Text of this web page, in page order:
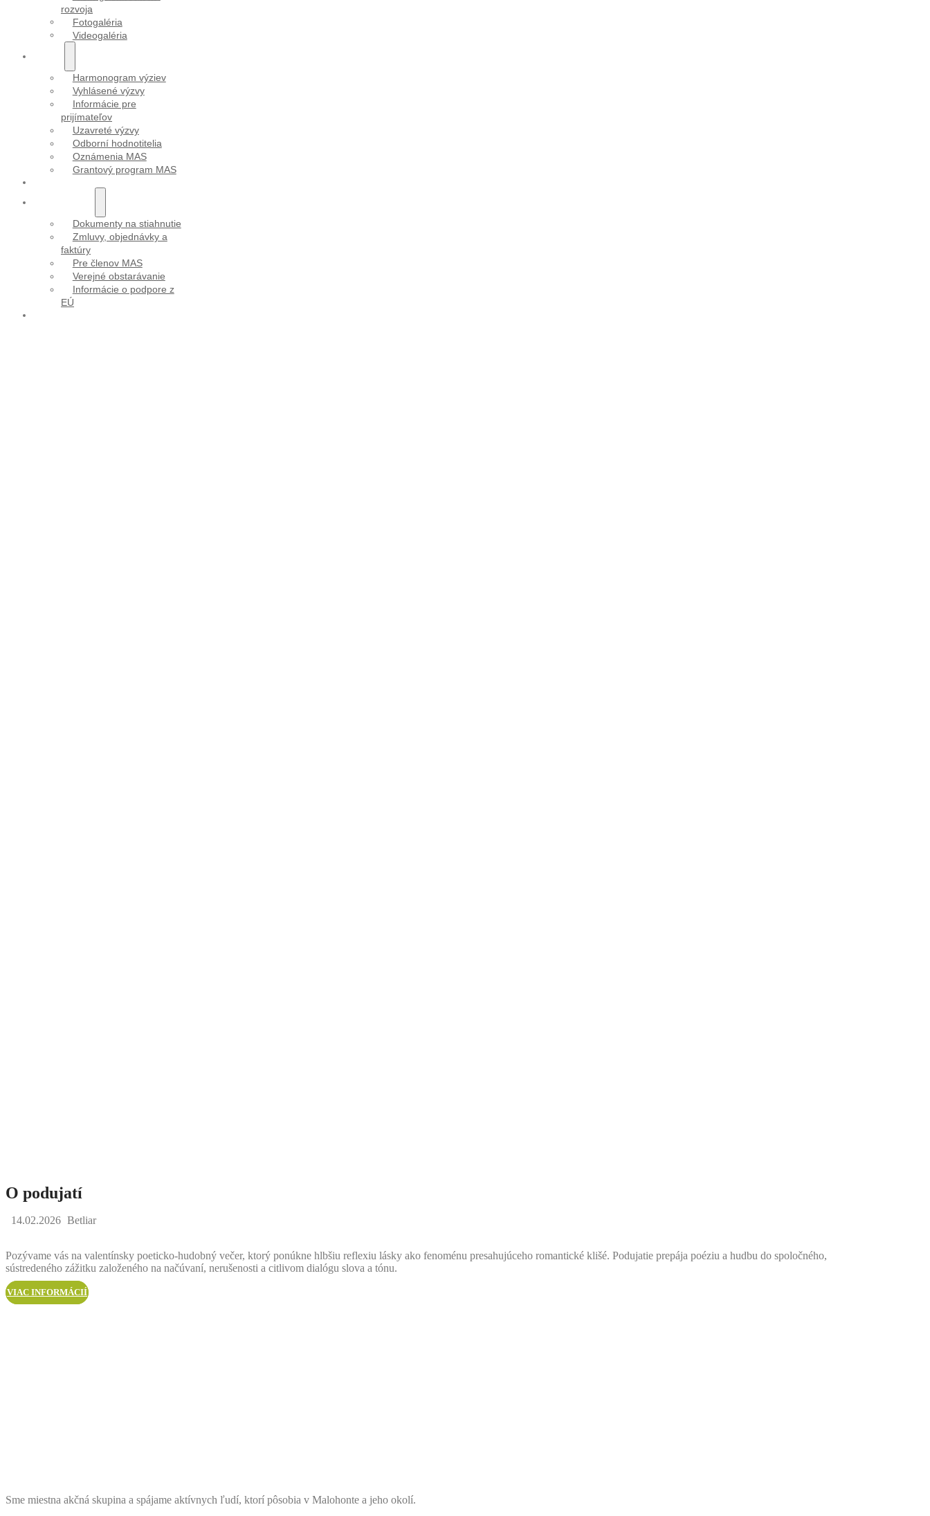
rozvoja
Fotogaléria
Videogaléria
Harmonogram výziev
Vyhlásené výzvy
Informácie pre
prijímateľov
Uzavreté výzvy
Odborní hodnotitelia
Oznámenia MAS
Grantový program MAS
Dokumenty na stiahnutie
Zmluvy, objednávky a
faktúry
Pre členov MAS
Verejné obstarávanie
Informácie o podpore z
EÚ
O podujatí
14.02.2026 Betliar
Pozývame vás na valentínsky poeticko-hudobný večer, ktorý ponúkne hlbšiu reflexiu lásky ako fenoménu presahujúceho romantické klišé. Podujatie prepája poéziu a hudbu do spoločného,
sústredeného zážitku založeného na načúvaní, nerušenosti a citlivom dialógu slova a tónu.
VIAC INFORMÁCIÍ
Sme miestna akčná skupina a spájame aktívnych ľudí, ktorí pôsobia v Malohonte a jeho okolí.